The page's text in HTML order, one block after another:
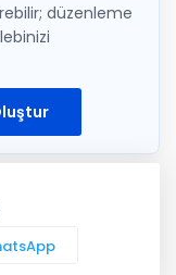
düzenleme